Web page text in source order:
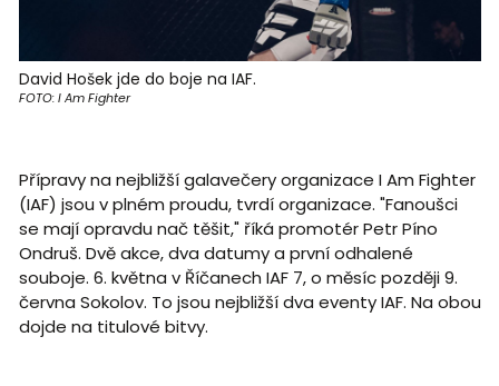
David Hošek jde do boje na IAF.
FOTO: I Am Fighter
Přípravy na nejbližší galavečery organizace I Am Fighter
(IAF) jsou v plném proudu, tvrdí organizace. "Fanoušci
se mají opravdu nač těšit," říká promotér Petr Píno
Ondruš. Dvě akce, dva datumy a první odhalené
souboje. 6. května v Říčanech IAF 7, o měsíc později 9.
června Sokolov. To jsou nejbližší dva eventy IAF. Na obou
dojde na titulové bitvy.